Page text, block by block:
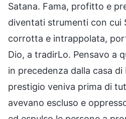
Satana. Fama, profitto e
diventati strumenti con cui
corrotta e intrappolata,
Dio, a tradirLo. Pensavo a
in precedenza dalla casa di
prestigio veniva prima di
avevano escluso e